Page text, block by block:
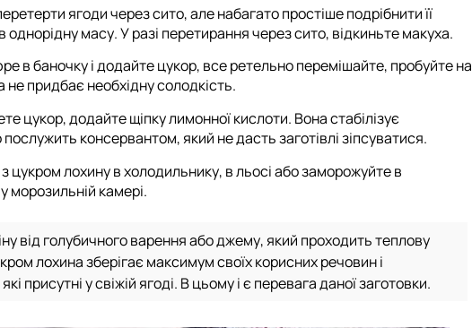
ягоди через сито, але набагато простіше подрібнити її
масу. У разі перетирання через сито, відкиньте макуха.
в баночку і додайте цукор, все ретельно перемішайте, пробуйте на
не придбає необхідну солодкість.
цукор, додайте щіпку лимонної кислоти. Вона стабілізує
послужить консервантом, який не дасть заготівлі зіпсуватися.
цукром лохину в холодильнику, в льосі або заморожуйте в
морозильній камері.
від голубичного варення або джему, який проходить теплову
лохина зберігає максимум своїх корисних речовин і
присутні у свіжій ягоді. В цьому і є перевага даної заготовки.